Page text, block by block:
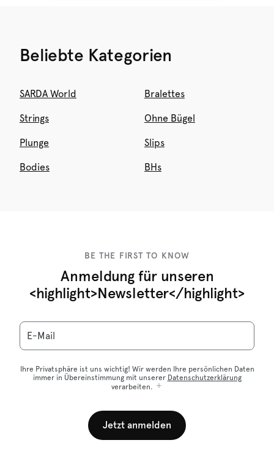
Beliebte Kategorien
SARDA World Bralettes
Strings Ohne Bügel
Plunge Slips
Bodies BHs
BE THE FIRST TO KNOW
Anmeldung für unseren
<highlight>Newsletter</highlight>
E-Mail
Ihre Privatsphäre ist uns wichtig! Wir werden Ihre persönlichen Daten
immer in Übereinstimmung mit unserer Datenschutzerklärung
verarbeiten.
Jetzt anmelden